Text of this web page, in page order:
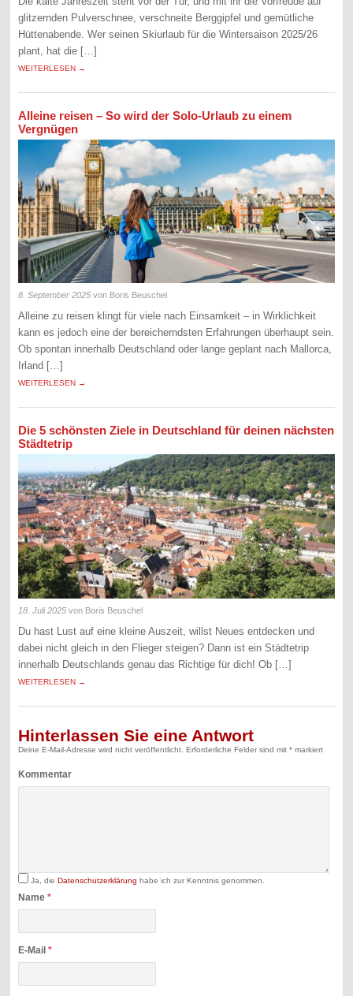
glitzernden Pulverschnee, verschneite Berggipfel und gemütliche
Hüttenabende. Wer seinen Skiurlaub für die Wintersaison 2025/26
plant, hat die […]
WEITERLESEN →
Alleine reisen – So wird der Solo-Urlaub zu einem
Vergnügen
8. September 2025 von Boris Beuschel
Alleine zu reisen klingt für viele nach Einsamkeit – in Wirklichkeit
kann es jedoch eine der bereicherndsten Erfahrungen überhaupt sein.
Ob spontan innerhalb Deutschland oder lange geplant nach Mallorca,
Irland […]
WEITERLESEN →
Die 5 schönsten Ziele in Deutschland für deinen nächsten
Städtetrip
18. Juli 2025 von Boris Beuschel
Du hast Lust auf eine kleine Auszeit, willst Neues entdecken und
dabei nicht gleich in den Flieger steigen? Dann ist ein Städtetrip
innerhalb Deutschlands genau das Richtige für dich! Ob […]
WEITERLESEN →
Hinterlassen Sie eine Antwort
Deine E-Mail-Adresse wird nicht veröffentlicht. Erforderliche Felder sind mit* markiert
Kommentar
Ja, dieDatenschutzerklärung habe ich zur Kenntnis genommen.
Name*
E-Mail*